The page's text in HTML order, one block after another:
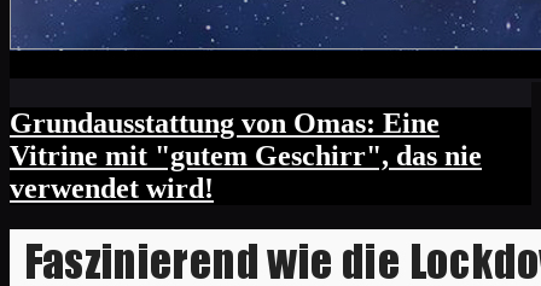
Grundausstattung von Omas: Eine
Vitrine mit "gutem Geschirr", das nie
verwendet wird!